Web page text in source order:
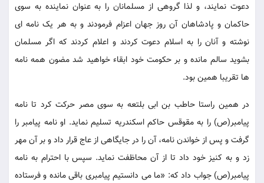
دعوت نمایند، و لذا گروهی از مسلمانان را به عنوان نماینده به سوی
حاکمان و پادشاهان آن روز جهان اعزام فرمودند و به هر یک نامه ای
نوشته و آنان را به اسلام دعوت کردند و اعلام کردند که اگر مسلمان
بشوید سالم مانده و بر حکومت خود ابقاء خواهید شد مضون همه نامه
ها تقریبا همین بود.
در همین راستا حاطب بن ابی بلتعه به سوی مصر حرکت کرد تا نامه
پیامبر(ص) را به مقوقس حاکم اسکندریه تسلیم نماید. او نامه پیامبر را
گرفت و پس از خواندن نامه، آن را در جایگاهی از عاج قرار داد و بر آن مهر
زد و به کنیز خود داد تا از آن محاظفت نماید. سپس با احترام به نامه
پیامبر(ص) جواب داد که: «ما می دانستیم پیامبری باقی مانده و فرستاده